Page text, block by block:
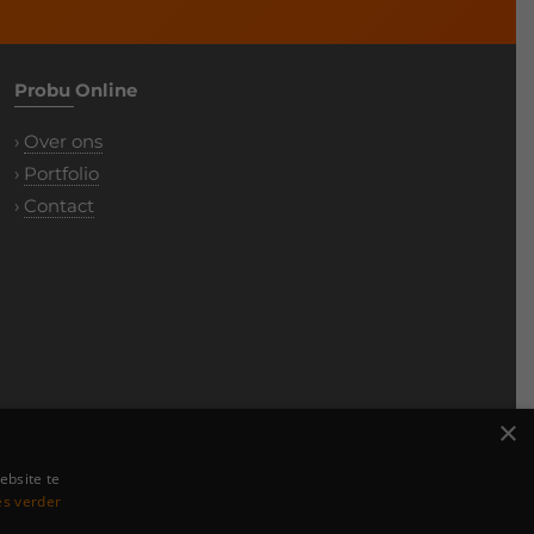
Probu Online
› Over ons
› Portfolio
› Contact
×
te
verder